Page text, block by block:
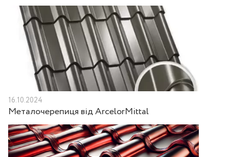
16.10.2024
Металочерепиця від ArcelorMittal